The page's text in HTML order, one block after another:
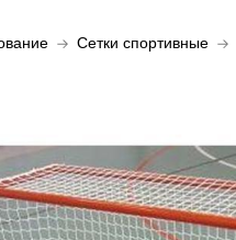
Сетки спортивные